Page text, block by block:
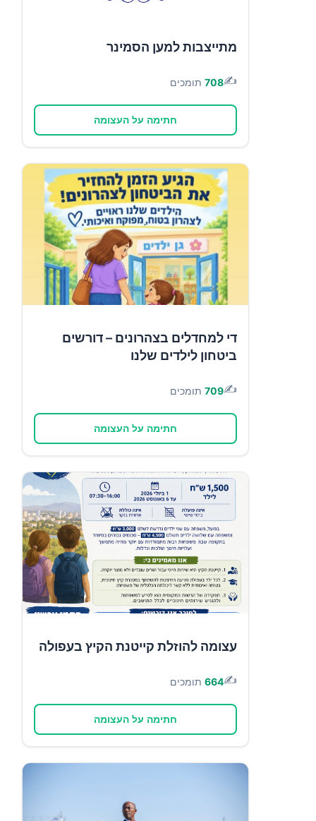
מתייצבות למען הסמינר
✍️
708 תומכים
חתימה על העצומה
די למחדלים בצהרונים – דורשים
ביטחון לילדים שלנו
✍️
709 תומכים
חתימה על העצומה
עצומה להוזלת קייטנת הקיץ בעפולה
✍️
664 תומכים
חתימה על העצומה